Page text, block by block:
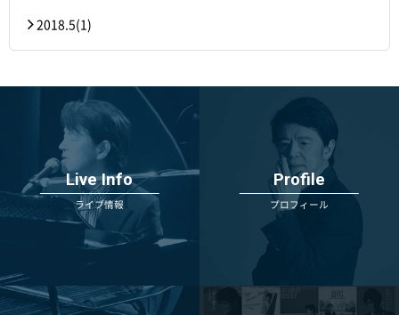
2018.5(1)
Live Info
ライブ情報
Profile
プロフィール